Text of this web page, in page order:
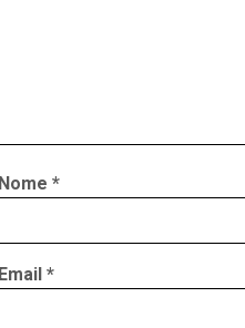
Nome *
Email *